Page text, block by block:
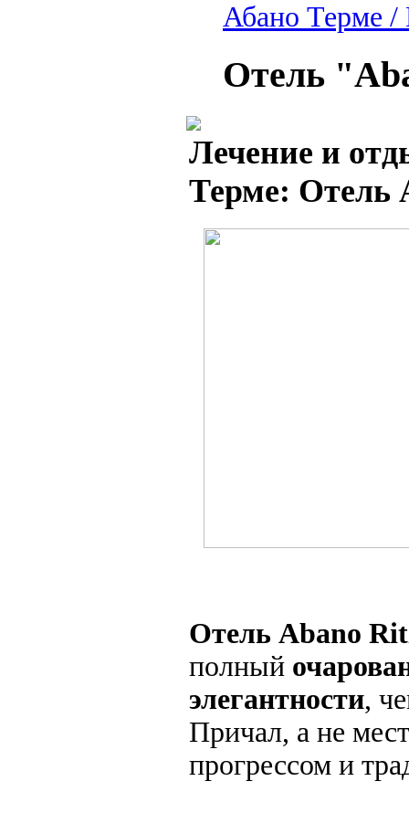
Абано Терме /
Отель
Лечение и
Терме: Отель
Отель Abano
полный
элегантности,
Причал, а не
прогрессом и